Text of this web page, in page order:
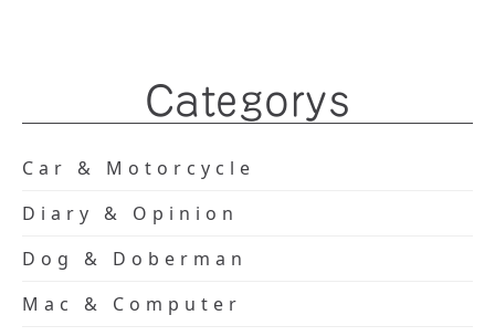
Categorys
Car & Motorcycle
Diary & Opinion
Dog & Doberman
Mac & Computer